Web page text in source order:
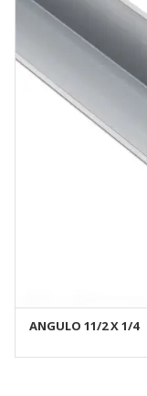
ANGULO 11/2 X 1/4